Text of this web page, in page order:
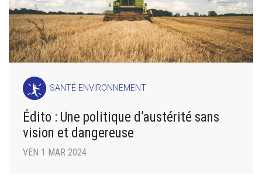
SANTÉ-ENVIRONNEMENT
Édito : Une politique d’austérité sans
vision et dangereuse
VEN 1 MAR 2024